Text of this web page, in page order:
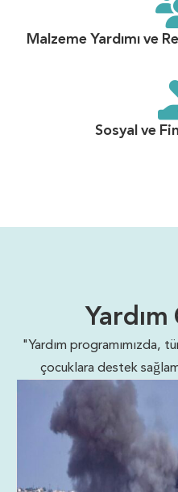
Malzeme Yardımı ve
Sosyal ve
Yardım
"Yardım programımızda,
çocuklara destek